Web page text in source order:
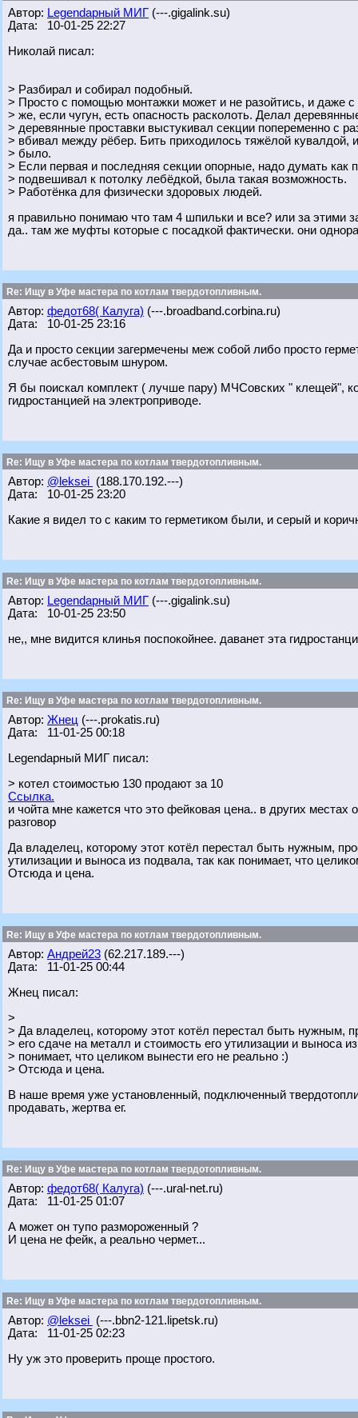
Автор: Legendарный МИГ (---.gigalink.su)
Дата: 10-01-25 22:27
Николай писал:
> Разбирал и собирал подобный.
> Просто с помощью монтажки может и не разойтись, и даже
> же, если чугун, есть опасность расколоть. Делал
> деревянные проставки выстукивал секции попеременно с
> вбивал между рёбер. Бить приходилось тяжёлой кувалдой,
> было.
> Если первая и последняя секции опорные, надо думать как
> подвешивал к потолку лебёдкой, была такая возможность.
> Работёнка для физически здоровых людей.
я правильно понимаю что там 4 шпильки и все? или за этими
да.. там же муфты которые с посадкой фактически. они
Re: Ищу в Уфе мастера по котлам твердотопливным.
Автор: федот68( Калуга) (---.broadband.corbina.ru)
Дата: 10-01-25 23:16
Да и просто секции загермечены меж собой либо просто
случае асбестовым шнуром.
Я бы поискал комплект ( лучше пару) МЧСовских " клещей",
гидростанцией на электроприводе.
Re: Ищу в Уфе мастера по котлам твердотопливным.
Автор: @leksei (188.170.192.---)
Дата: 10-01-25 23:20
Какие я видел то с каким то герметиком были, и серый и
Re: Ищу в Уфе мастера по котлам твердотопливным.
Автор: Legendарный МИГ (---.gigalink.su)
Дата: 10-01-25 23:50
не,, мне видится клинья поспокойнее. даванет эта
Re: Ищу в Уфе мастера по котлам твердотопливным.
Автор: Жнец (---.prokatis.ru)
Дата: 11-01-25 00:18
Legendарный МИГ писал:
> котел стоимостью 130 продают за 10
Ссылка.
и чойта мне кажется что это фейковая цена.. в других местах
разговор
Да владелец, которому этот котёл перестал быть нужным,
утилизации и выноса из подвала, так как понимает, что
Отсюда и цена.
Re: Ищу в Уфе мастера по котлам твердотопливным.
Автор: Андрей23 (62.217.189.---)
Дата: 11-01-25 00:44
Жнец писал:
>
> Да владелец, которому этот котёл перестал быть нужным,
> его сдаче на металл и стоимость его утилизации и выноса
> понимает, что целиком вынести его не реально :)
> Отсюда и цена.
В наше время уже установленный, подключенный
продавать, жертва ег.
Re: Ищу в Уфе мастера по котлам твердотопливным.
Автор: федот68( Калуга) (---.ural-net.ru)
Дата: 11-01-25 01:07
А может он тупо размороженный ?
И цена не фейк, а реально чермет...
Re: Ищу в Уфе мастера по котлам твердотопливным.
Автор: @leksei (---.bbn2-121.lipetsk.ru)
Дата: 11-01-25 02:23
Ну уж это проверить проще простого.